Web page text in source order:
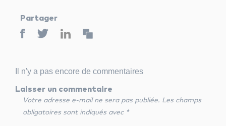
Partager
Il n'y a pas encore de commentaires
Laisser un commentaire
Votre adresse e-mail ne sera pas publiée. Les champs
obligatoires sont indiqués avec *